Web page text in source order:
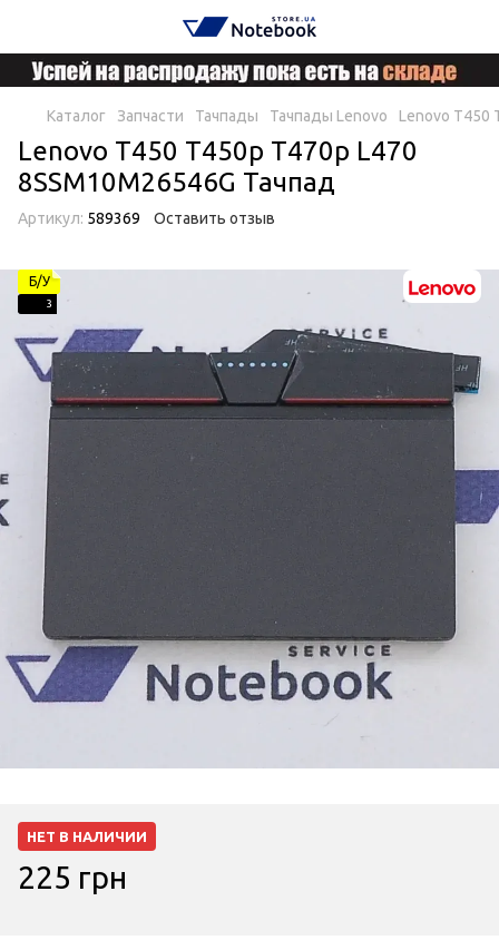
Каталог Запчасти Тачпады Тачпады Lenovo Lenovo T450
Lenovo T450 T450p T470p L470
8SSM10M26546G Тачпад
Артикул: 589369 Оставить отзыв
Б/У
3
НЕТ В НАЛИЧИИ
225 грн